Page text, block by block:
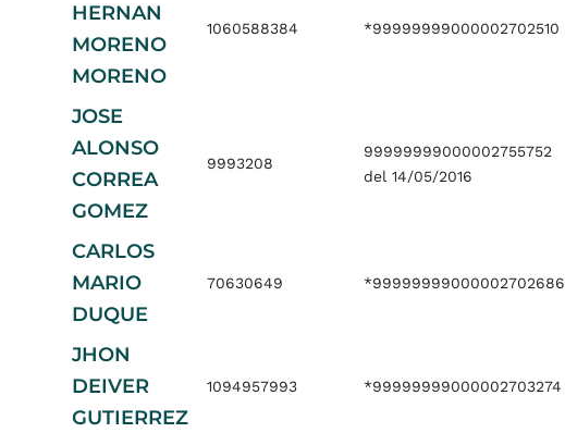
HERNAN
MORENO
MORENO
1060588384 *99999999000002702510
JOSE
ALONSO
CORREA
GOMEZ
9993208
99999999000002755752
del 14/05/2016
CARLOS
MARIO
DUQUE
70630649 *99999999000002702686
JHON
DEIVER
GUTIERREZ
1094957993 *99999999000002703274